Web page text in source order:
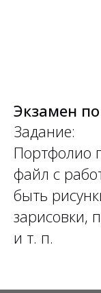
Экзамен
Задание:
Портфолио
файл с
быть
зарисовки,
и т. п.